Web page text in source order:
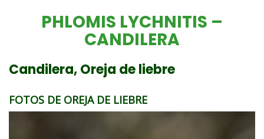
PHLOMIS LYCHNITIS –
CANDILERA
Candilera, Oreja de liebre
FOTOS DE OREJA DE LIEBRE